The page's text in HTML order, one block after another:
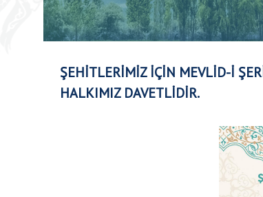
ŞEHİTLERİMİZ İÇİN MEVLİD-İ
HALKIMIZ DAVETLİDİR.